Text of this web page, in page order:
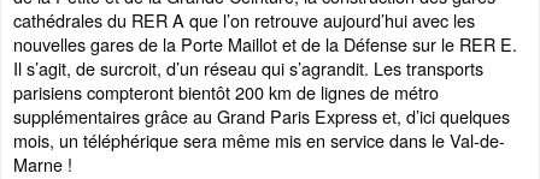
cathédrales du RER A que l’on retrouve aujourd’hui avec les
nouvelles gares de la Porte Maillot et de la Défense sur le RER E.
Il s’agit, de surcroit, d’un réseau qui s’agrandit. Les transports
parisiens compteront bientôt 200 km de lignes de métro
supplémentaires grâce au Grand Paris Express et, d’ici quelques
mois, un téléphérique sera même mis en service dans le Val-de-
Marne !